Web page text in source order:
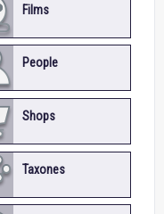
Films
People
Shops
Taxones